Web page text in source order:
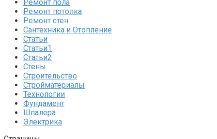
Ремонт пола
Ремонт потолка
Ремонт стен
Сантехника и Отопление
Статьи
Статьи1
Статьи2
Стены
Строительство
Стройматериалы
Технологии
Фундамент
Шпалера
Электрика